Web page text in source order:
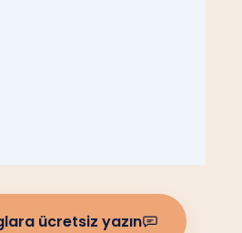
ücretsiz yazın